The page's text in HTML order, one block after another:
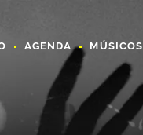
AGENDA MÚSICOS